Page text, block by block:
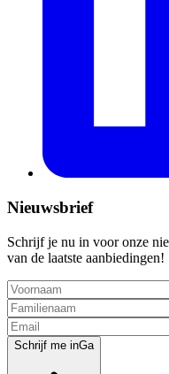
Nieuwsbrief
Schrijf je nu in voor onze
van de laatste aanbiedingen!
Schrijf me inGa